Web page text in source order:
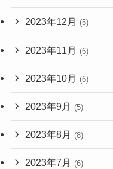
2023年12月 (5)
2023年11月 (6)
2023年10月 (6)
2023年9月 (5)
2023年8月 (8)
2023年7月 (6)